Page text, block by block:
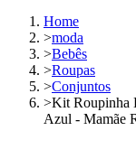
Home
>moda
>Bebês
>Roupas
>Conjuntos
>Kit Roupinha
Azul - Mamãe